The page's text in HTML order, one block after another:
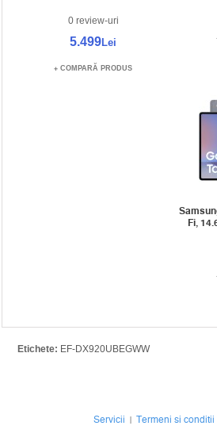
0 review-uri
5.499Lei
COMPARĂ PRODUS
Fi,
Etichete: EF-DX920UBEGWW
Servicii Termeni si conditii